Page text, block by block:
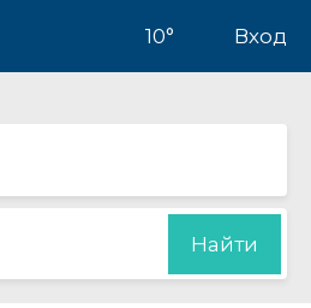
10° Вход
Найти